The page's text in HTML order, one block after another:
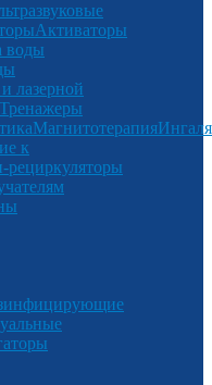
Активаторы
воды
лазерной
Тренажеры
Магнитотерапия
к
рециркуляторы